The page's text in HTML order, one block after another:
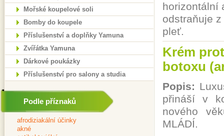
Mořské koupelové soli
Bomby do koupele
Příslušenství a doplňky Yamuna
Zvířátka Yamuna
Dárkové poukázky
Příslušenství pro salony a studia
Podle příznaků
horizontální
odstraňuje
pleť.
Krém
botoxu
Popis:
přináší v
nového
MLÁDÍ.